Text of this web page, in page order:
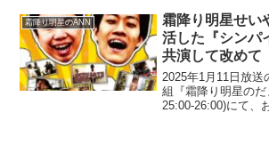
くった後に紅白で
披...
霜降り明星のANN
霜降り明星せい
活した『シンパ
共演して改めて
の番組とかおも
2025年1月11日放送
組『霜降り明星の
25:00-26:00)にて、